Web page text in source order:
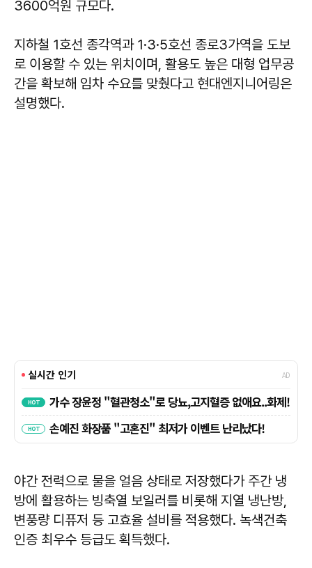
3600억원 규모다.
지하철 1호선 종각역과 1·3·5호선 종로3가역을 도보
로 이용할 수 있는 위치이며, 활용도 높은 대형 업무공
간을 확보해 임차 수요를 맞췄다고 현대엔지니어링은
설명했다.
야간 전력으로 물을 얼음 상태로 저장했다가 주간 냉
방에 활용하는 빙축열 보일러를 비롯해 지열 냉난방,
변풍량 디퓨저 등 고효율 설비를 적용했다. 녹색건축
인증 최우수 등급도 획득했다.